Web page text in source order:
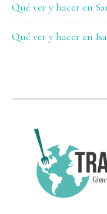
Qué ver y hacer en
Qué ver y hacer en
FOOTER